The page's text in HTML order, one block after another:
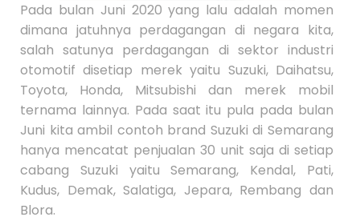
Pada bulan Juni 2020 yang lalu adalah momen
dimana jatuhnya perdagangan di negara kita,
salah satunya perdagangan di sektor industri
otomotif disetiap merek yaitu Suzuki, Daihatsu,
Toyota, Honda, Mitsubishi dan merek mobil
ternama lainnya. Pada saat itu pula pada bulan
Juni kita ambil contoh brand Suzuki di Semarang
hanya mencatat penjualan 30 unit saja di setiap
cabang Suzuki yaitu Semarang, Kendal, Pati,
Kudus, Demak, Salatiga, Jepara, Rembang dan
Blora.